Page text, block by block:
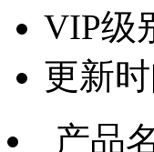
VIP级
更新
产品